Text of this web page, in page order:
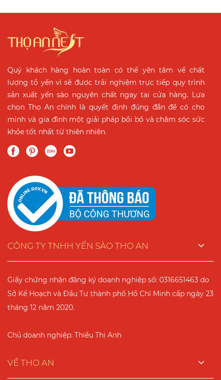
Quý khách hàng hoàn toàn có thể yên tâm về chất
lượng tổ yến vì sẽ được trải nghiệm trực tiếp quy trình
sản xuất yến sào nguyên chất ngay tại cửa hàng. Lựa
chọn Thọ An chính là quyết định đúng đắn để có cho
mình và gia đình một giải pháp bồi bổ và chăm sóc sức
khỏe tốt nhất từ thiên nhiên.
CÔNG TY TNHH YẾN SÀO THỌ AN
Giấy chứng nhận đăng ký doanh nghiệp số: 0316651463 do
Sở Kế Hoạch và Đầu Tư thành phố Hồ Chí Minh cấp ngày 23
tháng 12 năm 2020.
Chủ doanh nghiệp: Thiều Thị Anh
VỀ THỌ AN